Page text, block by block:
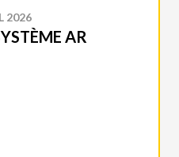
2026
200 - SYSTÈME AR